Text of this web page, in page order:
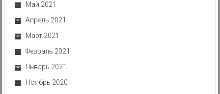
Май 2021
Апрель 2021
Март 2021
Февраль 2021
Январь 2021
Ноябрь 2020